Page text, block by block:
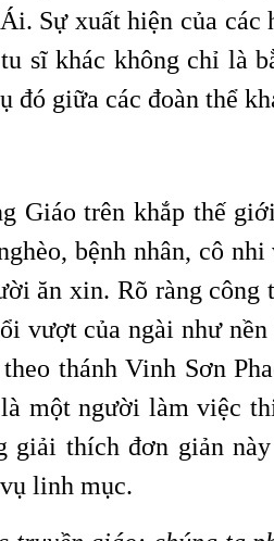
Sự xuất hiện của các
sĩ khác không chỉ là
đó giữa các đoàn thể
Giáo trên khắp thế
bệnh nhân, cô
ăn xin. Rõ ràng công
vượt của ngài như nền
thánh Vinh Sơn
một người làm việc
thích đơn giản
linh mục.